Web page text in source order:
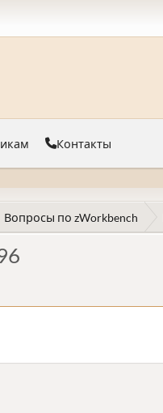
Контакты
Вопросы по zWorkbench